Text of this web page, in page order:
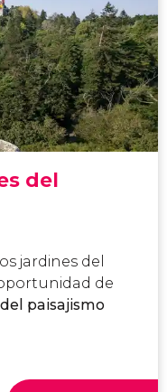
del
jardines del
de
paisajismo